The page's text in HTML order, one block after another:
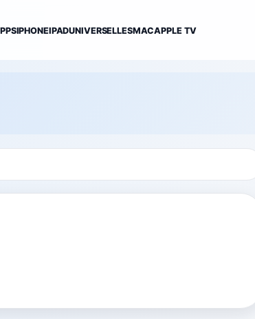
IPHONEIPADUNIVERSELLESMACAPPLE TV